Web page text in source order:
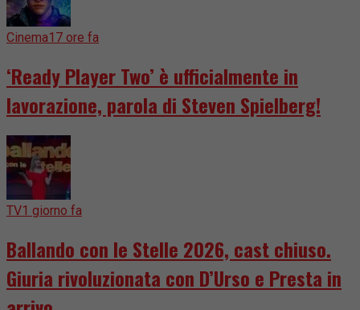
Cinema17 ore fa
‘Ready Player Two’ è ufficialmente in
lavorazione, parola di Steven Spielberg!
TV1 giorno fa
Ballando con le Stelle 2026, cast chiuso.
Giuria rivoluzionata con D’Urso e Presta in